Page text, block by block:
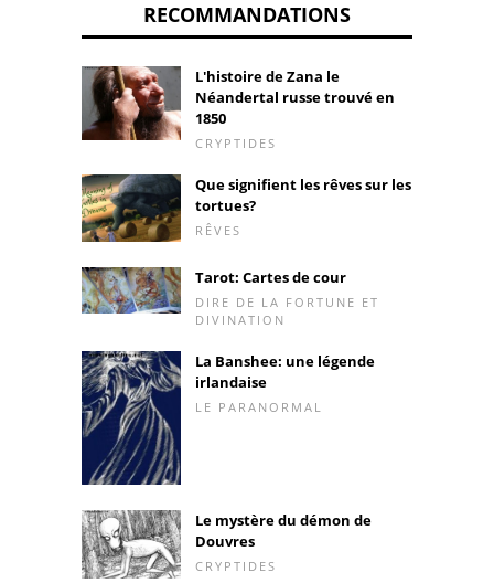
RECOMMANDATIONS
L'histoire de Zana le
Néandertal russe trouvé en
1850
CRYPTIDES
Que signifient les rêves sur les
tortues?
RÊVES
Tarot: Cartes de cour
DIRE DE LA FORTUNE ET
DIVINATION
La Banshee: une légende
irlandaise
LE PARANORMAL
Le mystère du démon de
Douvres
CRYPTIDES